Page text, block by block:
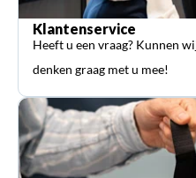
Klantenservice
Heeft u een vraag? Kunnen
denken graag met u mee!